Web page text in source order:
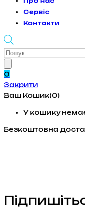
Сервіс
Контакти
Products
0
Закрити
Ваш Кошик(0)
У кошику
Безкоштовна